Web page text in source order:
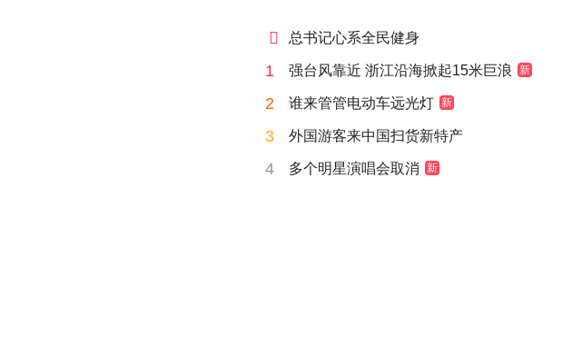
 总书记心系全民健身
1 强台风靠近 浙江沿海掀起15米巨浪 新
2 谁来管管电动车远光灯 新
3 外国游客来中国扫货新特产
4 多个明星演唱会取消 新